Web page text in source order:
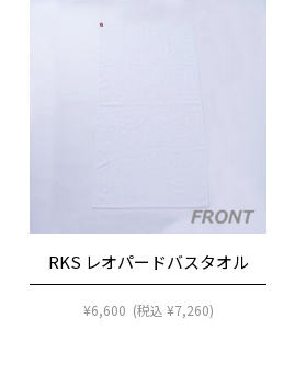
RKS レオパードバスタオル
¥6,600 (税込 ¥7,260)